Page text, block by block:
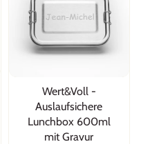
Wert&Voll -
Auslaufsichere
Lunchbox 600ml
mit Gravur